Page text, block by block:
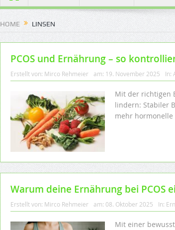
HOME LINSEN
PCOS und Ernährung – so
Erstellt von: Mirco Rehmeier am: 19. November 2025 In:
Mit der richtigen
lindern: Stabiler
mehr hormonelle
Warum deine Ernährung bei PCOS
Erstellt von: Mirco Rehmeier am: 08. Oktober 2025 In:
Mit einer